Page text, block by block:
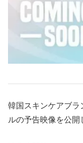
韓国スキンケアブラ
ルの予告映像を公開